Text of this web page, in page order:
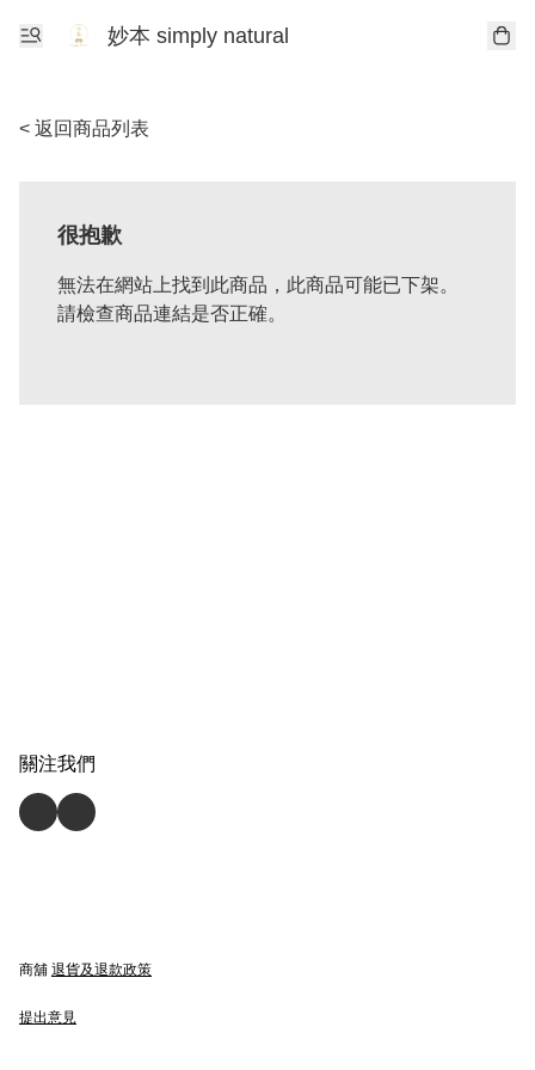
妙本 simply natural
< 返回商品列表
很抱歉
無法在網站上找到此商品，此商品可能已下架。
請檢查商品連結是否正確。
關注我們
商舖 退貨及退款政策
提出意見